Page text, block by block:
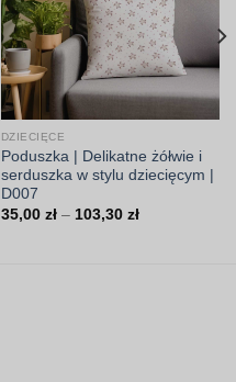
DZIECIĘCE
Poduszka | Delikatne żółwie i
serduszka w stylu dziecięcym |
D007
35,00 zł – 103,30 złZakres